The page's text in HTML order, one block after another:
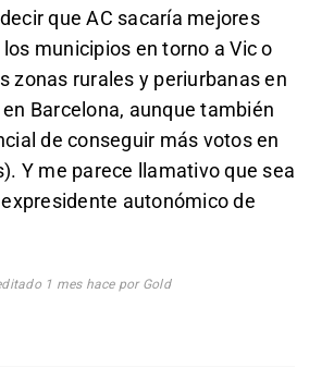
que AC sacaría mejores
municipios en torno a Vic o
zonas rurales y periurbanas en
Barcelona, aunque también
de conseguir más votos en
Y me parece llamativo que sea
autonómico de
1 mes hace por Gold